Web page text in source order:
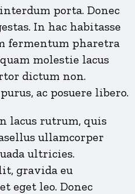
porta. Donec
In hac habitasse
fermentum pharetra
molestie lacus
dictum non.
ac posuere libero.
lacus rutrum, quis
ullamcorper
ultricies.
gravida eu
eget leo. Donec